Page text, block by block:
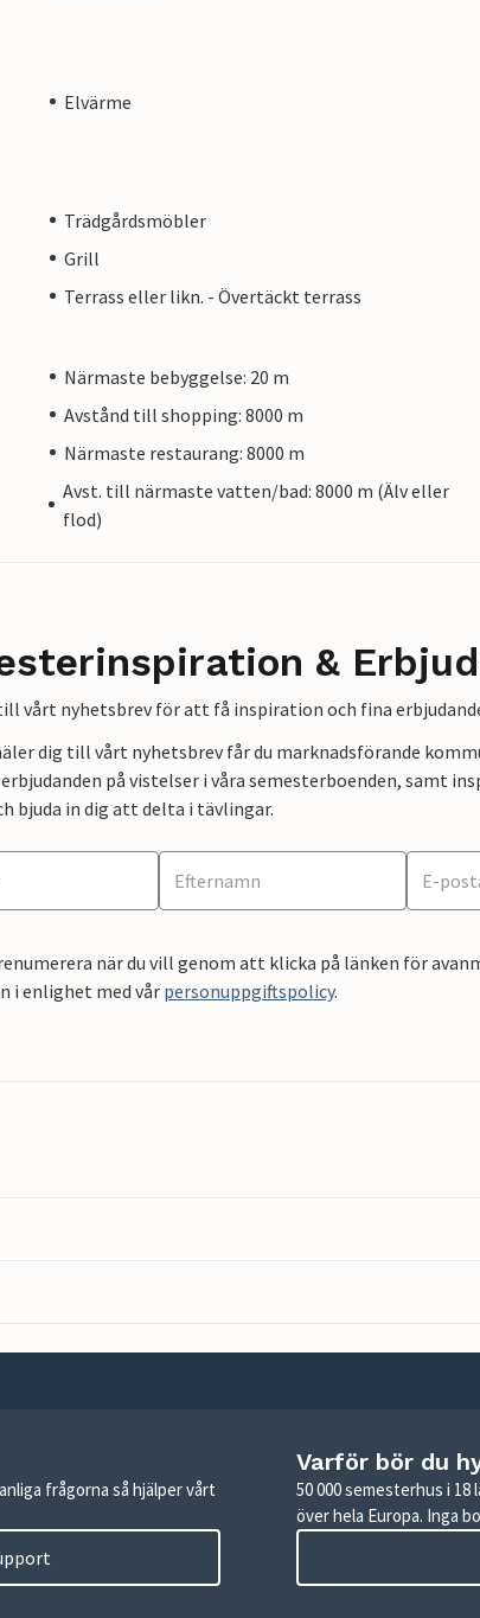
Elvärme
Trädgårdsmöbler
Grill
Terrass eller likn. - Övertäckt terrass
Närmaste bebyggelse: 20 m
Avstånd till shopping: 8000 m
Närmaste restaurang: 8000 m
Avst. till närmaste vatten/bad: 8000 m (Älv eller
flod)
&
vårt nyhetsbrev för att få inspiration och fina
dig till vårt nyhetsbrev får du marknadsförande
på vistelser i våra semesterboenden, samt
bjuda in dig att delta i tävlingar.
när du vill genom att klicka på länken för
i enlighet med vårpersonuppgiftspolicy.
frågorna så hjälper vårt
Varför bör du
50 000 semesterhus i
över hela Europa. Inga